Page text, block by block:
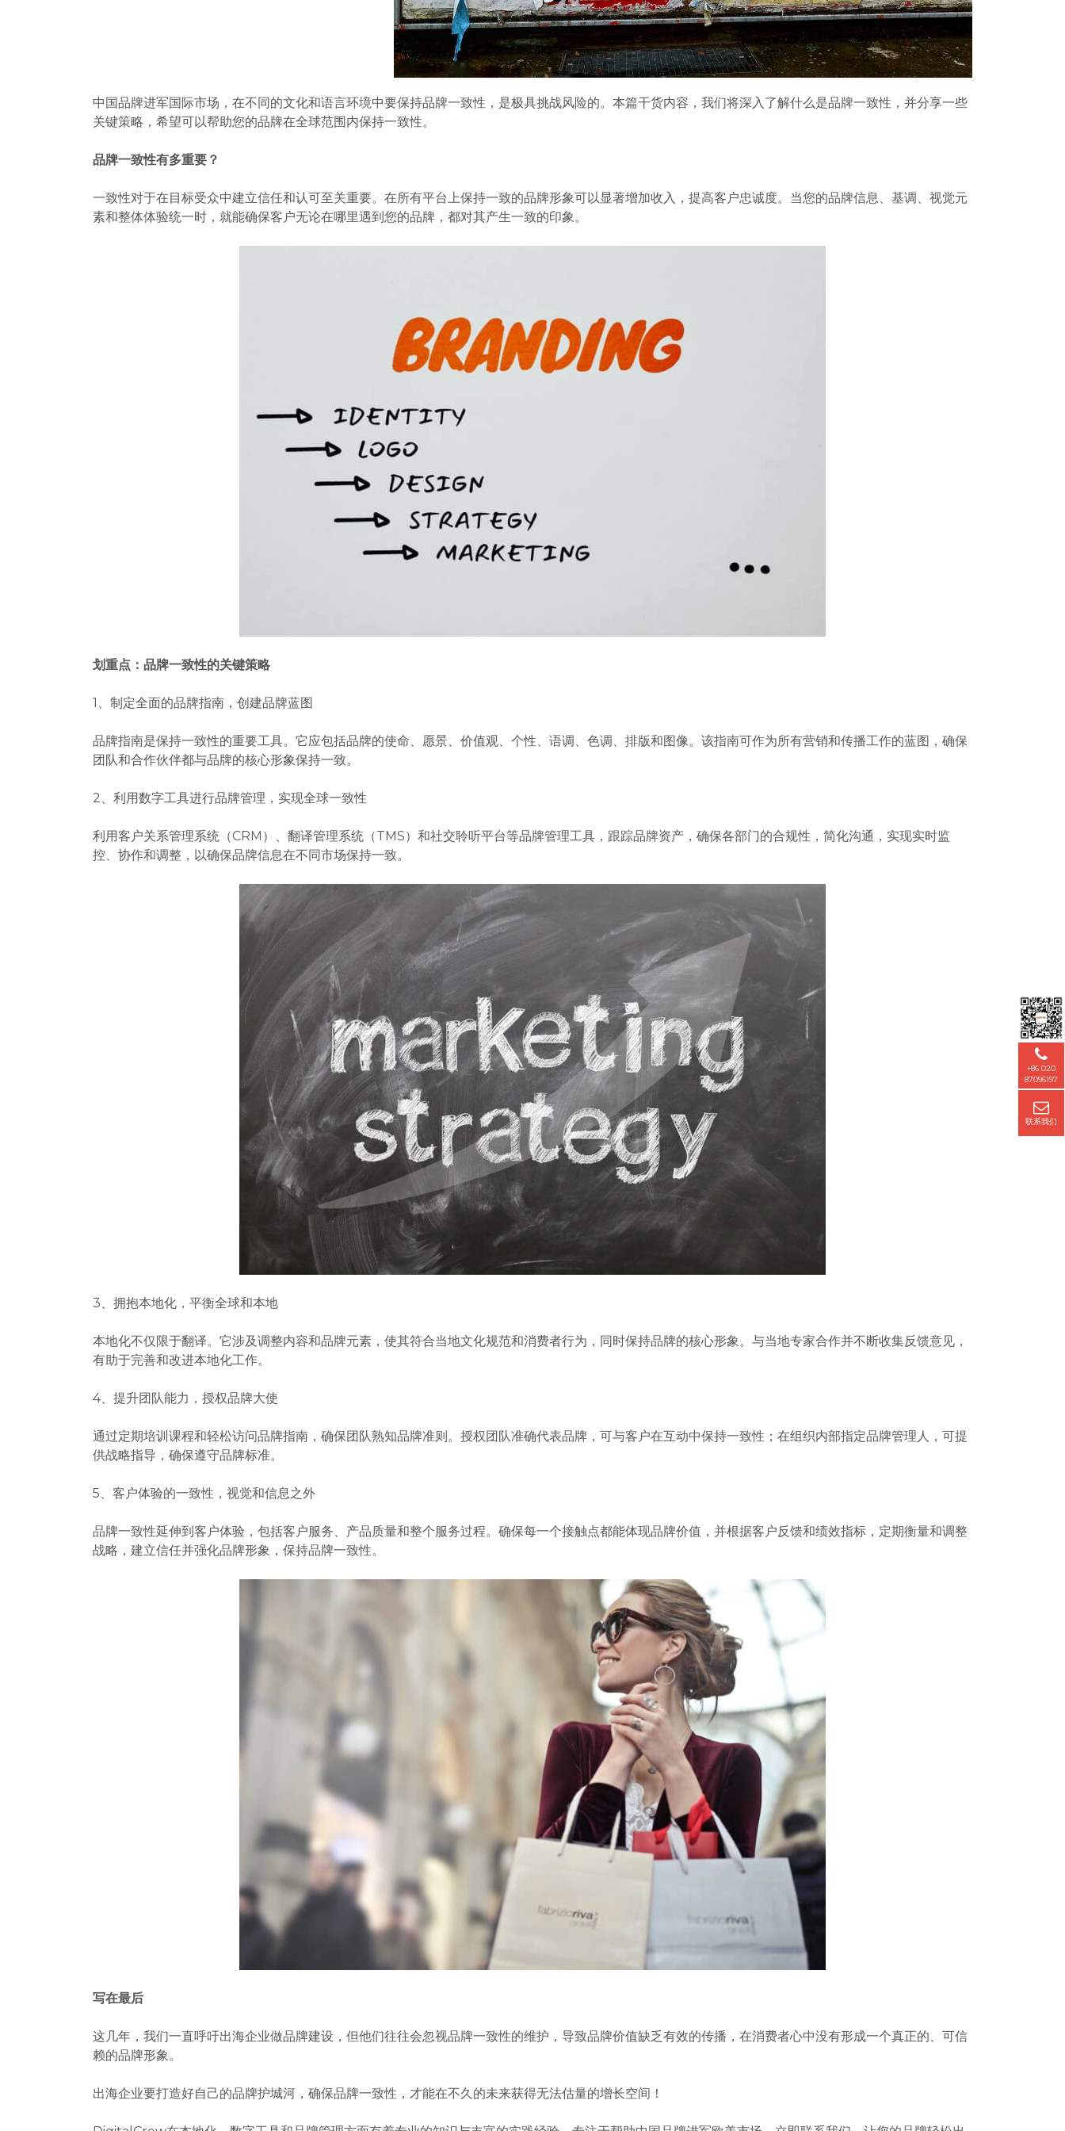
中国品牌进军国际市场，在不同的文化和语言环境中要保持品牌一致性，是极具挑战风险的。本篇干货内容，我们将深入了解什么是品牌一致性，并分享一些
关键策略，希望可以帮助您的品牌在全球范围内保持一致性。
品牌一致性有多重要？
一致性对于在目标受众中建立信任和认可至关重要。在所有平台上保持一致的品牌形象可以显著增加收入，提高客户忠诚度。当您的品牌信息、基调、视觉元
素和整体体验统一时，就能确保客户无论在哪里遇到您的品牌，都对其产生一致的印象。
划重点：品牌一致性的关键策略
1、制定全面的品牌指南，创建品牌蓝图
品牌指南是保持一致性的重要工具。它应包括品牌的使命、愿景、价值观、个性、语调、色调、排版和图像。该指南可作为所有营销和传播工作的蓝图，确保
团队和合作伙伴都与品牌的核心形象保持一致。
2、利用数字工具进行品牌管理，实现全球一致性
利用客户关系管理系统（CRM）、翻译管理系统（TMS）和社交聆听平台等品牌管理工具，跟踪品牌资产，确保各部门的合规性，简化沟通，实现实时监
控、协作和调整，以确保品牌信息在不同市场保持一致。
3、拥抱本地化，平衡全球和本地
本地化不仅限于翻译。它涉及调整内容和品牌元素，使其符合当地文化规范和消费者行为，同时保持品牌的核心形象。与当地专家合作并不断收集反馈意见，
有助于完善和改进本地化工作。
4、提升团队能力，授权品牌大使
通过定期培训课程和轻松访问品牌指南，确保团队熟知品牌准则。授权团队准确代表品牌，可与客户在互动中保持一致性；在组织内部指定品牌管理人，可提
供战略指导，确保遵守品牌标准。
5、客户体验的一致性，视觉和信息之外
品牌一致性延伸到客户体验，包括客户服务、产品质量和整个服务过程。确保每一个接触点都能体现品牌价值，并根据客户反馈和绩效指标，定期衡量和调整
战略，建立信任并强化品牌形象，保持品牌一致性。
写在最后
这几年，我们一直呼吁出海企业做品牌建设，但他们往往会忽视品牌一致性的维护，导致品牌价值缺乏有效的传播，在消费者心中没有形成一个真正的、可信
赖的品牌形象。
出海企业要打造好自己的品牌护城河，确保品牌一致性，才能在不久的未来获得无法估量的增长空间！
+86 020
87096197
联系我们